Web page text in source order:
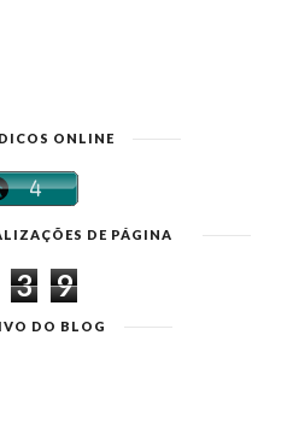
ONLINE
DE PÁGINA
3 9
DO BLOG